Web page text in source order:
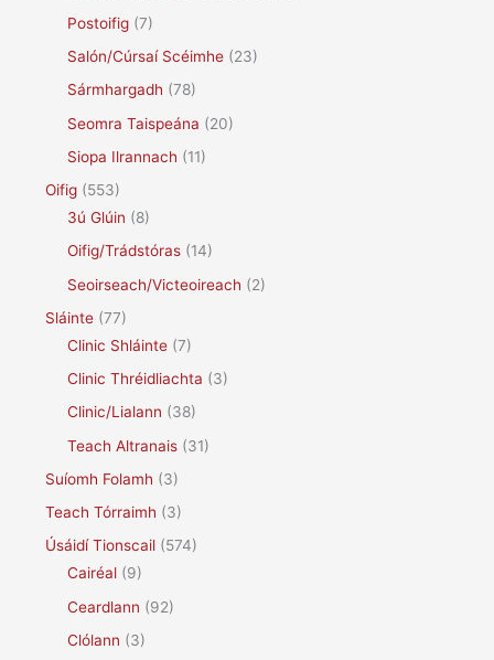
Postoifig (7)
Salón/Cúrsaí Scéimhe (23)
Sármhargadh (78)
Seomra Taispeána (20)
Siopa Ilrannach (11)
Oifig (553)
3ú Glúin (8)
Oifig/Trádstóras (14)
Seoirseach/Victeoireach (2)
Sláinte (77)
Clinic Shláinte (7)
Clinic Thréidliachta (3)
Clinic/Lialann (38)
Teach Altranais (31)
Suíomh Folamh (3)
Teach Tórraimh (3)
Úsáidí Tionscail (574)
Cairéal (9)
Ceardlann (92)
Clólann (3)